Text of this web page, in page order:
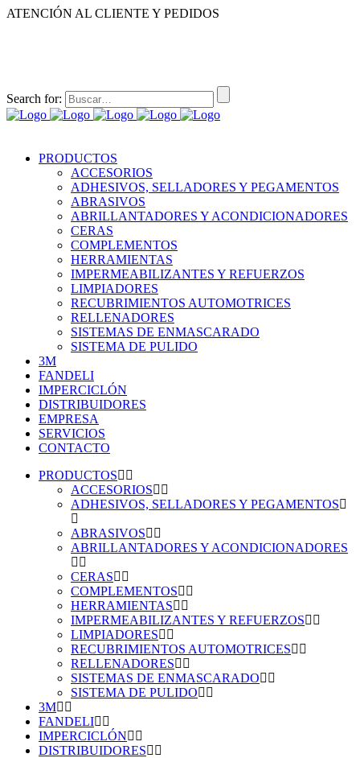
ATENCIÓN AL CLIENTE Y PEDIDOS
Search for:
PRODUCTOS
ACCESORIOS
ADHESIVOS, SELLADORES Y PEGAMENTOS
ABRASIVOS
ABRILLANTADORES Y ACONDICIONADORES
CERAS
COMPLEMENTOS
HERRAMIENTAS
IMPERMEABILIZANTES Y REFUERZOS
LIMPIADORES
RECUBRIMIENTOS AUTOMOTRICES
RELLENADORES
SISTEMAS DE ENMASCARADO
SISTEMA DE PULIDO
3M
FANDELI
IMPERCICLÓN
DISTRIBUIDORES
EMPRESA
SERVICIOS
CONTACTO
PRODUCTOS
ACCESORIOS
ADHESIVOS, SELLADORES Y PEGAMENTOS
ABRASIVOS
ABRILLANTADORES Y ACONDICIONADORES
CERAS
COMPLEMENTOS
HERRAMIENTAS
IMPERMEABILIZANTES Y REFUERZOS
LIMPIADORES
RECUBRIMIENTOS AUTOMOTRICES
RELLENADORES
SISTEMAS DE ENMASCARADO
SISTEMA DE PULIDO
3M
FANDELI
IMPERCICLÓN
DISTRIBUIDORES